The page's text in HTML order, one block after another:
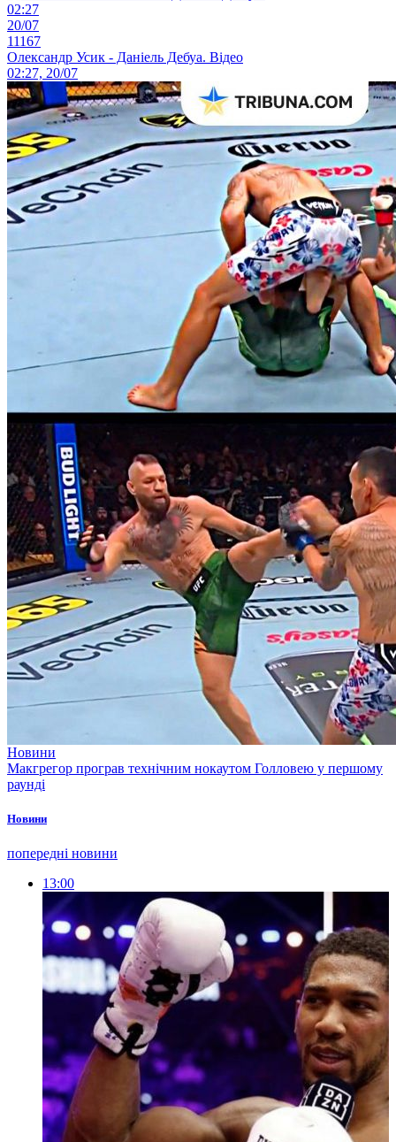
02:27
20/07
11167
Олександр Усик - Даніель Дебуа. Відео
02:27, 20/07
Новини
Макгрегор програв технічним нокаутом Голловею у першому
раунді
Новини
попередні новини
13:00